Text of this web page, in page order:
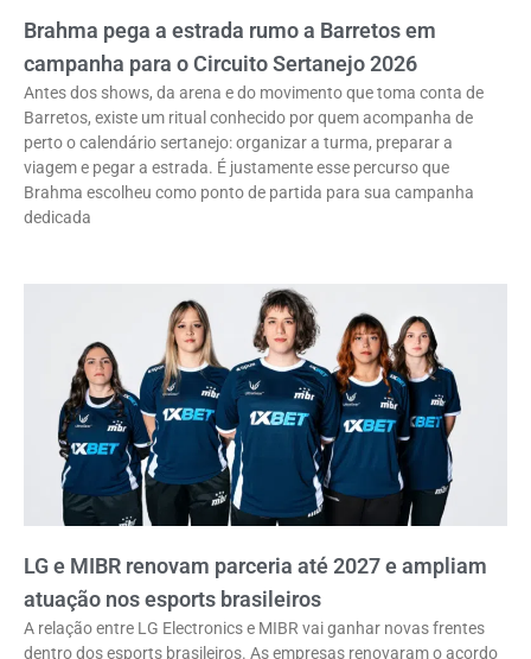
Brahma pega a estrada rumo a Barretos em
campanha para o Circuito Sertanejo 2026
Antes dos shows, da arena e do movimento que toma conta de
Barretos, existe um ritual conhecido por quem acompanha de
perto o calendário sertanejo: organizar a turma, preparar a
viagem e pegar a estrada. É justamente esse percurso que
Brahma escolheu como ponto de partida para sua campanha
dedicada
LG e MIBR renovam parceria até 2027 e ampliam
atuação nos esports brasileiros
A relação entre LG Electronics e MIBR vai ganhar novas frentes
dentro dos esports brasileiros. As empresas renovaram o acordo